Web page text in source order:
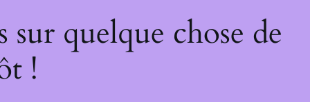
quelque chose de
!